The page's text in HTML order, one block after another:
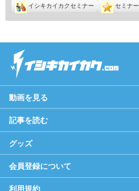
イシキカイカクセミナー セミナー
動画を見る
記事を読む
グッズ
会員登録について